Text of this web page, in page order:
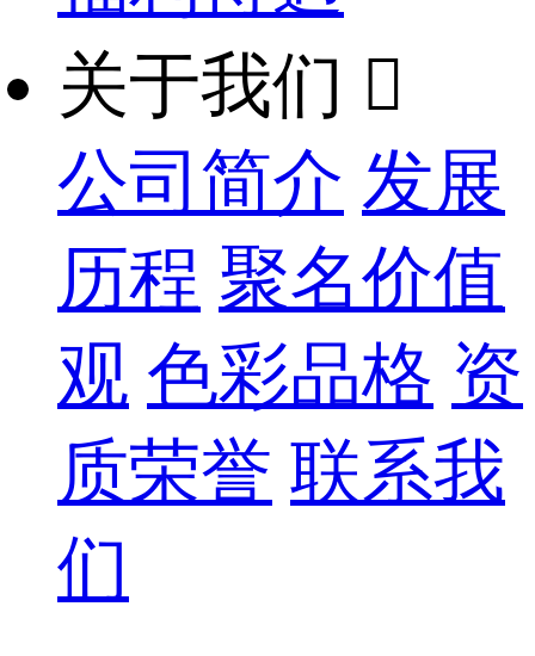
关于我们 
公司简介 发展
历程 聚名价值
观 色彩品格 资
质荣誉 联系我
们